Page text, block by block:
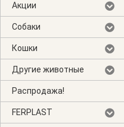
Акции
Собаки
Кошки
Другие животные
Распродажа!
FERPLAST